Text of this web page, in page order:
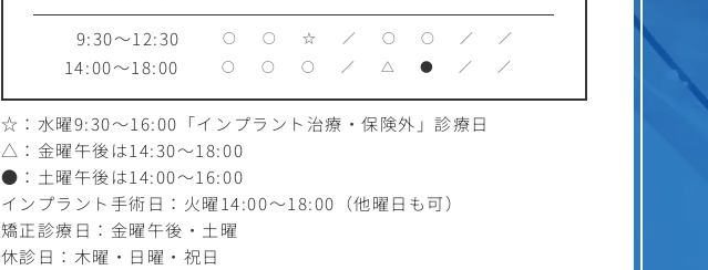
9:30～12:30 ○ ○ ☆ ／ ○ ○ ／ ／
14:00～18:00 ○ ○ ○ ／ △ ● ／ ／
☆：水曜9:30～16:00 「インプラント治療・保険外」診療日
△：金曜午後は14:30～18:00
●：土曜午後は14:00～16:00
インプラント手術日：火曜14:00～18:00（他曜日も可）
矯正診療日：金曜午後・土曜
休診日：木曜・日曜・祝日